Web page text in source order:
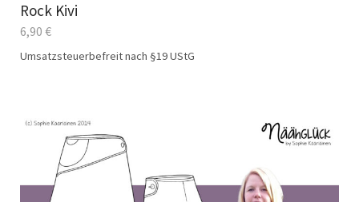
Rock Kivi
6,90 €
Umsatzsteuerbefreit nach §19 UStG